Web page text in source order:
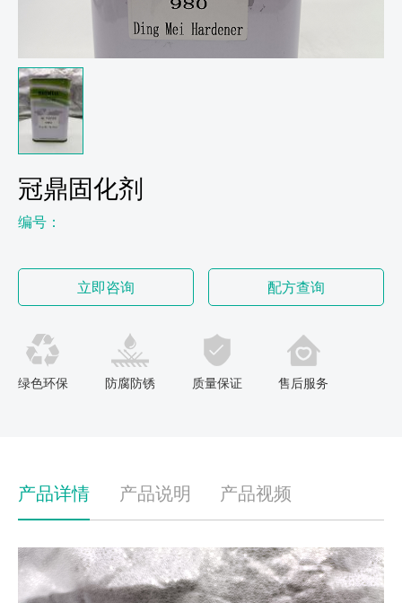
冠鼎固化剂
编号：
立即咨询 配方查询
绿色环保 防腐防锈 质量保证 售后服务
产品详情 产品说明 产品视频